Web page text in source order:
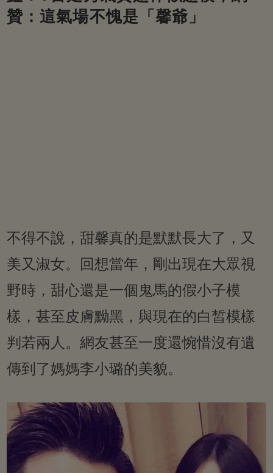
贊：這氣場不愧是「馨爺」
不得不說，甜馨真的是默默長大了，又
美又淑女。回想當年，剛出現在大眾視
野時，甜心還是一個鬼馬的假小子模
樣，甚至皮膚黝黑，與現在的白皙模樣
判若兩人。網友甚至一度還惋惜沒有遺
傳到了媽媽李小璐的美貌。